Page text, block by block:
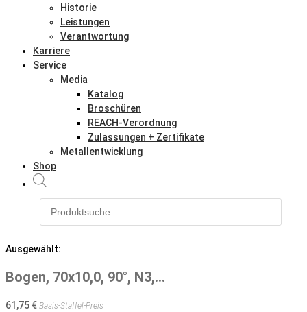
Historie
Leistungen
Verantwortung
Karriere
Service
Media
Katalog
Broschüren
REACH-Verordnung
Zulassungen + Zertifikate
Metallentwicklung
Shop
Ausgewählt:
Bogen, 70x10,0, 90°, N3,…
61,75 € Basis-Staffel-Preis